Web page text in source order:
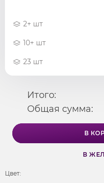
2+ шт
10+ шт
23 шт
Итого:
Общая сумма:
В
В
Цвет: